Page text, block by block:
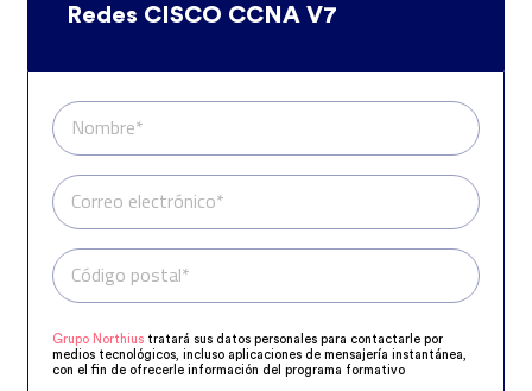
Redes CISCO CCNA V7
Nombre*
Correo electrónico*
Teléfono*
Código postal*
Grupo Northius tratará sus datos personales para contactarle por
medios tecnológicos, incluso aplicaciones de mensajería instantánea,
con el fin de ofrecerle información del programa formativo